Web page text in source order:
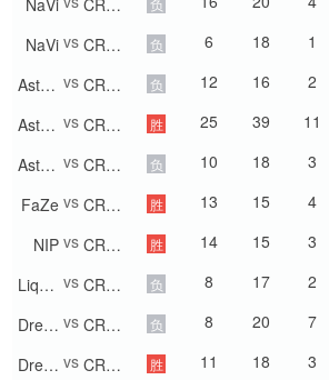
负
NaVi vs CR4ZY 负 6 18 1
Astralis vs CR4ZY 负 12 16 2
Astralis vs CR4ZY 胜 25 39 11
Astralis vs CR4ZY 负 10 18 3
FaZe vs CR4ZY 胜 13 15 4
NIP vs CR4ZY 胜 14 15 3
Liquid vs CR4ZY 负 8 17 2
DreamEaters vs CR4ZY 负 8 20 7
DreamEaters vs CR4ZY 胜 11 18 3